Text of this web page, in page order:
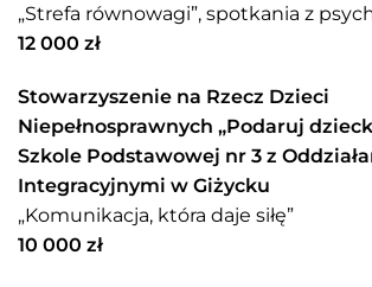
„Strefa równowagi”, spotkania z
12 000 zł
Stowarzyszenie na Rzecz Dzieci
Niepełnosprawnych „Podaruj
Szkole Podstawowej nr 3 z
Integracyjnymi w Giżycku
„Komunikacja, która daje siłę”
10 000 zł